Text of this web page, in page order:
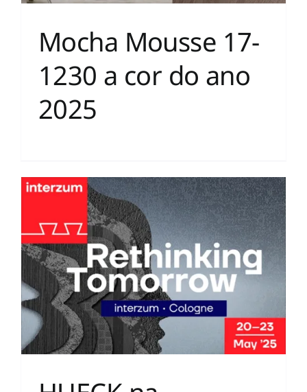
Mocha Mousse 17-
1230 a cor do ano
2025